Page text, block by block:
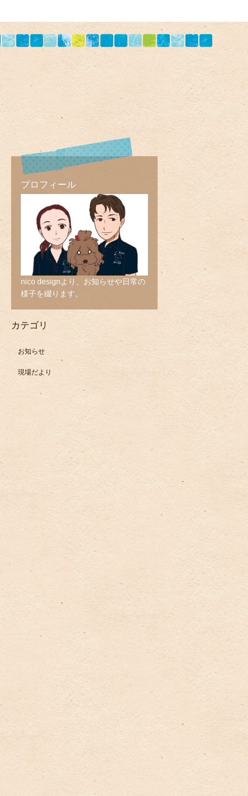
プロフィール
nico designより、お知らせや日常の
様子を綴ります。
カテゴリ
お知らせ
現場だより